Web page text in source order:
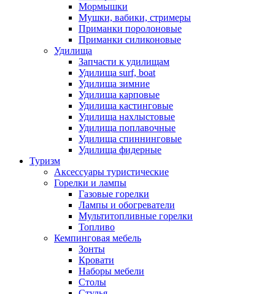
Мормышки
Мушки, вабики, стримеры
Приманки поролоновые
Приманки силиконовые
Удилища
Запчасти к удилищам
Удилища surf, boat
Удилища зимние
Удилища карповые
Удилища кастинговые
Удилища нахлыстовые
Удилища поплавочные
Удилища спиннинговые
Удилища фидерные
Туризм
Аксессуары туристические
Горелки и лампы
Газовые горелки
Лампы и обогреватели
Мультитопливные горелки
Топливо
Кемпинговая мебель
Зонты
Кровати
Наборы мебели
Столы